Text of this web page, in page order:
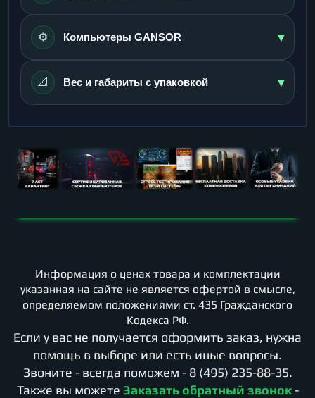
⚙️ Компьютеры GANSOR ▾
📐 Вес и габариты с упаковкой ▾
Информация о ценах товара и комплектации
указанная на сайте не является офертой в смысле,
определяемом положениями ст. 435 Гражданского
Кодекса РФ.
Если у вас не получается оформить заказ, нужна
помощь в выборе или есть иные вопросы.
Звоните - всегда поможем - 8 (495) 235-88-35.
Также вы можете Заказать обратный звонок -